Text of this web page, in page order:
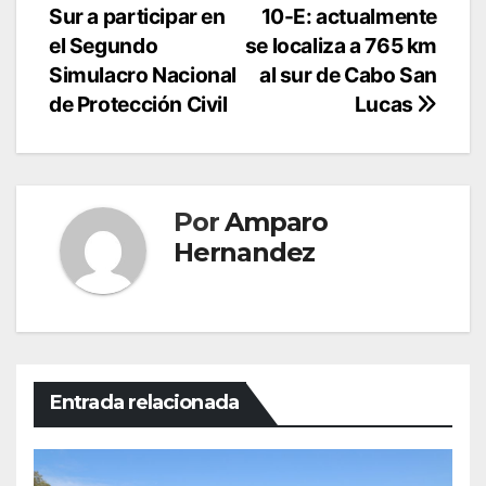
entradas
10-E: actualmente
se localiza a 765 km
al sur de Cabo San
Lucas
Sur a participar en
el Segundo
Simulacro Nacional
de Protección Civil
PorAmparo
Hernandez
Entrada relacionada